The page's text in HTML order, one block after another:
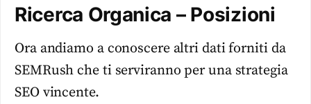
Ricerca Organica – Posizioni
Ora andiamo a conoscere altri dati forniti da
SEMRush che ti serviranno per una strategia
SEO vincente.